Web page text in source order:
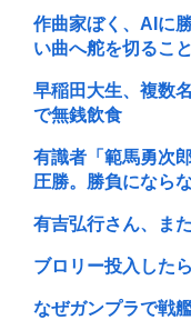
作曲家ぼく、AIに
い曲へ舵を切るこ
早稲田大生、複数
で無銭飲食
有識者「範馬勇次
圧勝。勝負になら
有吉弘行さん、ま
ブロリー投入した
なぜガンプラで戦